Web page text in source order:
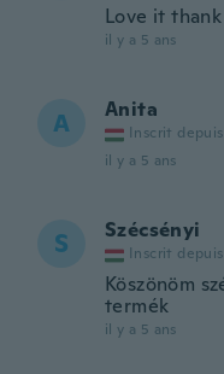
Love it
il y a 5 ans
A Anita
Inscrit
il y a 5 ans
S Szécsényi
Inscrit depuis
Köszönöm
termék
il y a 5 ans